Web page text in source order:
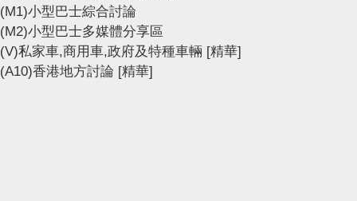
(M1)小型巴士綜合討論
(M2)小型巴士多媒體分享區
(V)私家車,商用車,政府及特種車輛 [精華]
(A10)香港地方討論 [精華]